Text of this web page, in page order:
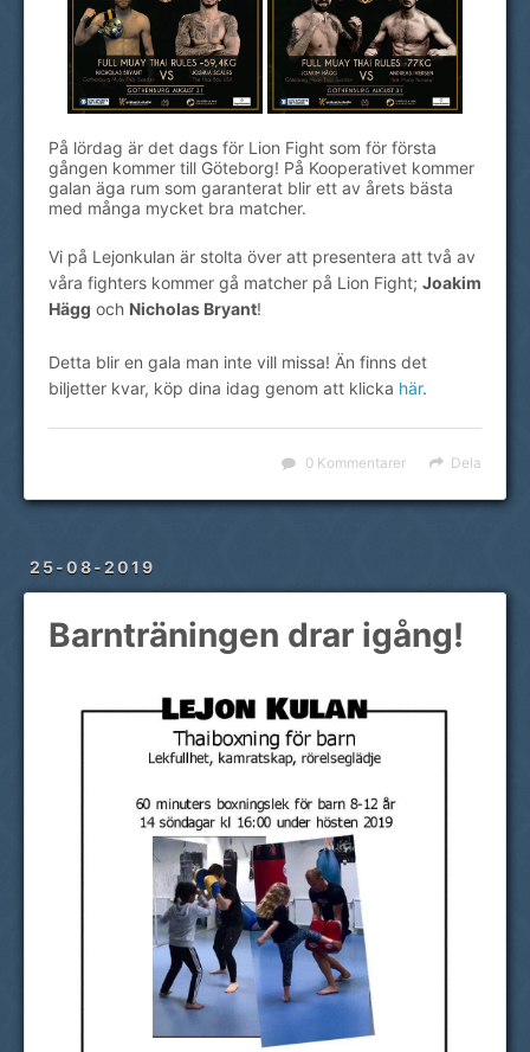
På lördag är det dags för Lion Fight som för första
gången kommer till Göteborg! På Kooperativet kommer
galan äga rum som garanterat blir ett av årets bästa
med många mycket bra matcher.
Vi på Lejonkulan är stolta över att presentera att två av
våra fighters kommer gå matcher på Lion Fight; Joakim
Hägg och Nicholas Bryant!
Detta blir en gala man inte vill missa! Än finns det
biljetter kvar, köp dina idag genom att klicka här.
Dela
0 Kommentarer
25-08-2019
Barnträningen drar igång!